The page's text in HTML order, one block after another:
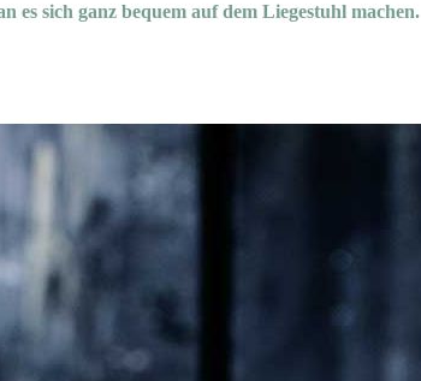
es sich ganz bequem auf dem Liegestuhl machen.